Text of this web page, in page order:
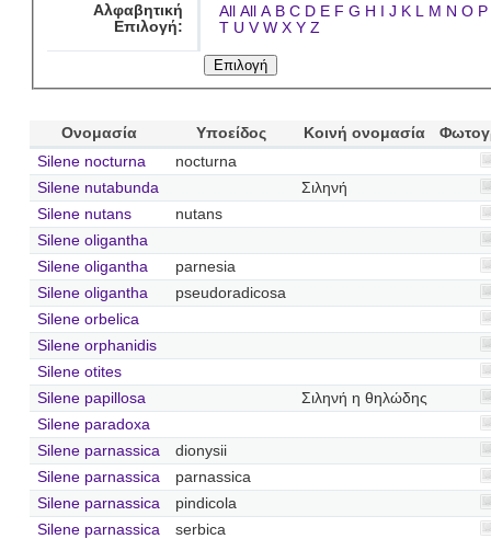
Αλφαβητική
Επιλογή:
All All A B C D E F G H I J K L M N O P
T U V W X Y Z
Ονομασία Υποείδος Κοινή ονομασία
Silene nocturna
nocturna
Silene nutabunda
Σιληνή
Silene nutans
nutans
Silene oligantha
Silene oligantha
parnesia
Silene oligantha
pseudoradicosa
Silene orbelica
Silene orphanidis
Silene otites
Silene papillosa
Σιληνή η θηλώδης
Silene paradoxa
Silene parnassica
dionysii
Silene parnassica
parnassica
Silene parnassica
pindicola
Silene parnassica
serbica